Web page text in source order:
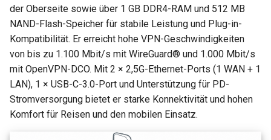
der Oberseite sowie über 1 GB DDR4-RAM und 512 MB
NAND-Flash-Speicher für stabile Leistung und Plug-in-
Kompatibilität. Er erreicht hohe VPN-Geschwindigkeiten
von bis zu 1.100 Mbit/s mit WireGuard® und 1.000 Mbit/s
mit OpenVPN-DCO. Mit 2 × 2,5G-Ethernet-Ports (1 WAN + 1
LAN), 1 × USB-C-3.0-Port und Unterstützung für PD-
Stromversorgung bietet er starke Konnektivität und hohen
Komfort für Reisen und den mobilen Einsatz.